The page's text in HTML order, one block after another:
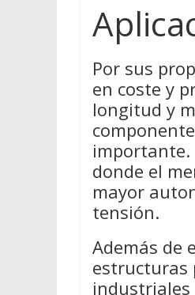
Por sus
en coste y
longitud y
importante.
donde el
mayor
tensión.
Además de
estructuras
industriales